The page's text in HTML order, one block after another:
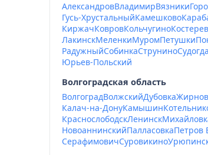
АлександровВладимирВязники
Гусь-ХрустальныйКамешково
КиржачКовровКольчугино
ЛакинскМеленкиМуромПетушки
РадужныйСобинкаСтруниноСудогда
Юрьев-Польский
Волгоградская область
ВолгоградВолжскийДубовка
Калач-на-ДонуКамышин
КраснослободскЛенинск
НовоаннинскийПалласовкаПетров
СерафимовичСуровикино